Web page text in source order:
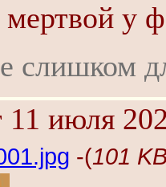
у
слишком
11 июля
-(101